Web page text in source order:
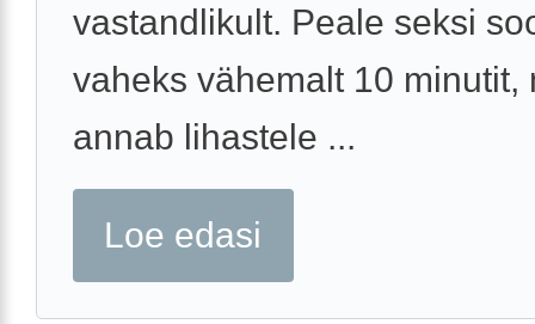
vastandlikult. Peale seksi
vaheks vähemalt 10 minutit,
annab lihastele ...
Loe edasi